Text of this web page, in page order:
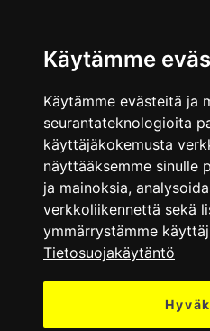
Käytämme
Käytämme evästeitä ja
seurantateknologioita
käyttäjäkokemusta
näyttääksemme sinulle
ja mainoksia,
verkkoliikennettä sekä
ymmärrystämme
Tietosuojakäytäntö